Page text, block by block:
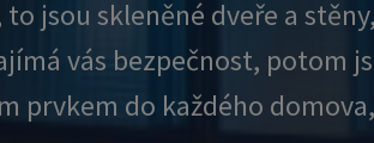
jsou skleněné dveře a
vás bezpečnost, potom
prvkem do každého